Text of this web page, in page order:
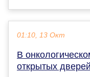
01:10, 13 Окт
В
открытых дверей